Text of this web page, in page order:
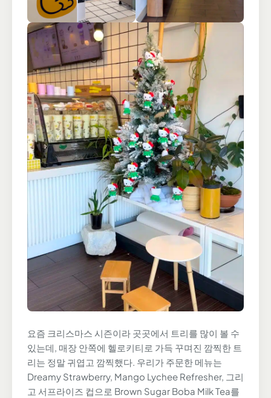
요즘 크리스마스 시즌이라 곳곳에서 트리를 많이 볼 수
있는데, 매장 안쪽에 헬로키티로 가득 꾸며진 깜찍한 트
리는 정말 귀엽고 깜찍했다. 우리가 주문한 메뉴는
Dreamy Strawberry, Mango Lychee Refresher, 그리
고 서프라이즈 컵으로 Brown Sugar Boba Milk Tea를